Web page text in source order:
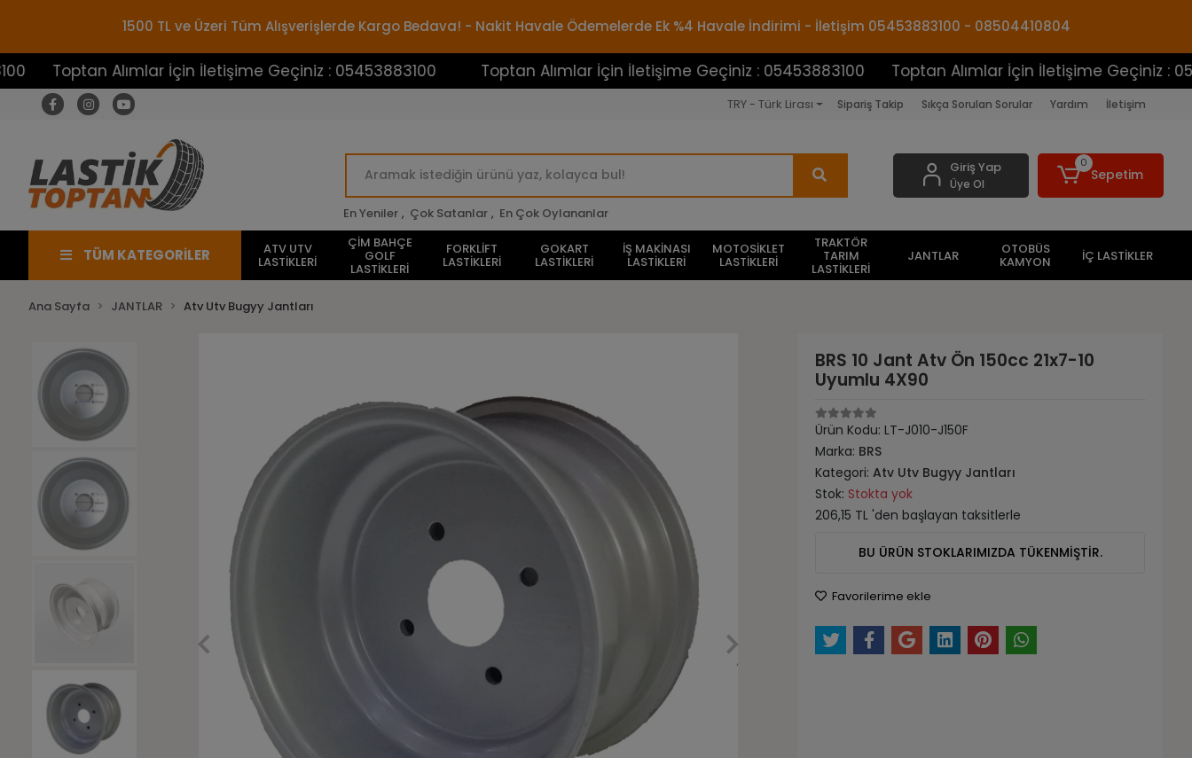
1500 TL ve Üzeri Tüm Alışverişlerde Kargo Bedava! - Nakit Havale Ödemelerde Ek %4 Havale İndirimi - İletişim 05453883100 - 08504410804
Alımlar İçin İletişime Geçiniz : 05453883100 Toptan Alımlar İçin İletişime Geçiniz : 05453883100 Toptan Alımlar İçin İletişime Geçiniz :
TRY - Türk Lirası Sipariş Takip Sıkça Sorulan Sorular Yardım İletişim
En Yeniler , Çok Satanlar , En Çok Oylananlar
Giriş Yap
Üye Ol
0
Sepetim
TÜM KATEGORİLER ATV UTV
LASTİKLERİ
ÇİM BAHÇE
GOLF
LASTİKLERİ
FORKLİFT
LASTİKLERİ
GOKART
LASTİKLERİ
İŞ MAKİNASI
LASTİKLERİ
MOTOSİKLET
LASTİKLERİ
TRAKTÖR
TARIM
LASTİKLERİ
JANTLAR OTOBÜS
KAMYON İÇ LASTİKLER
Ana Sayfa JANTLAR Atv Utv Bugyy Jantları
BRS 10 Jant Atv Ön 150cc 21x7-10
Uyumlu 4X90
Ürün Kodu:LT-J010-J150F
Marka: BRS
Kategori:Atv Utv Bugyy Jantları
Stok: Stokta yok
206,15 TL 'den başlayan taksitlerle
BU ÜRÜN STOKLARIMIZDA TÜKENMİŞTİR.
Favorilerime ekle